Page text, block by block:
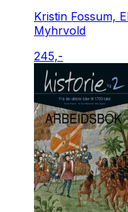
Kristin Fossum,
Myhrvold
245,-